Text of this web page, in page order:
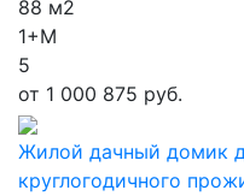
88 м2
1+М
5
от 1 000 875 руб.
Жилой дачный домик
круглогодичного